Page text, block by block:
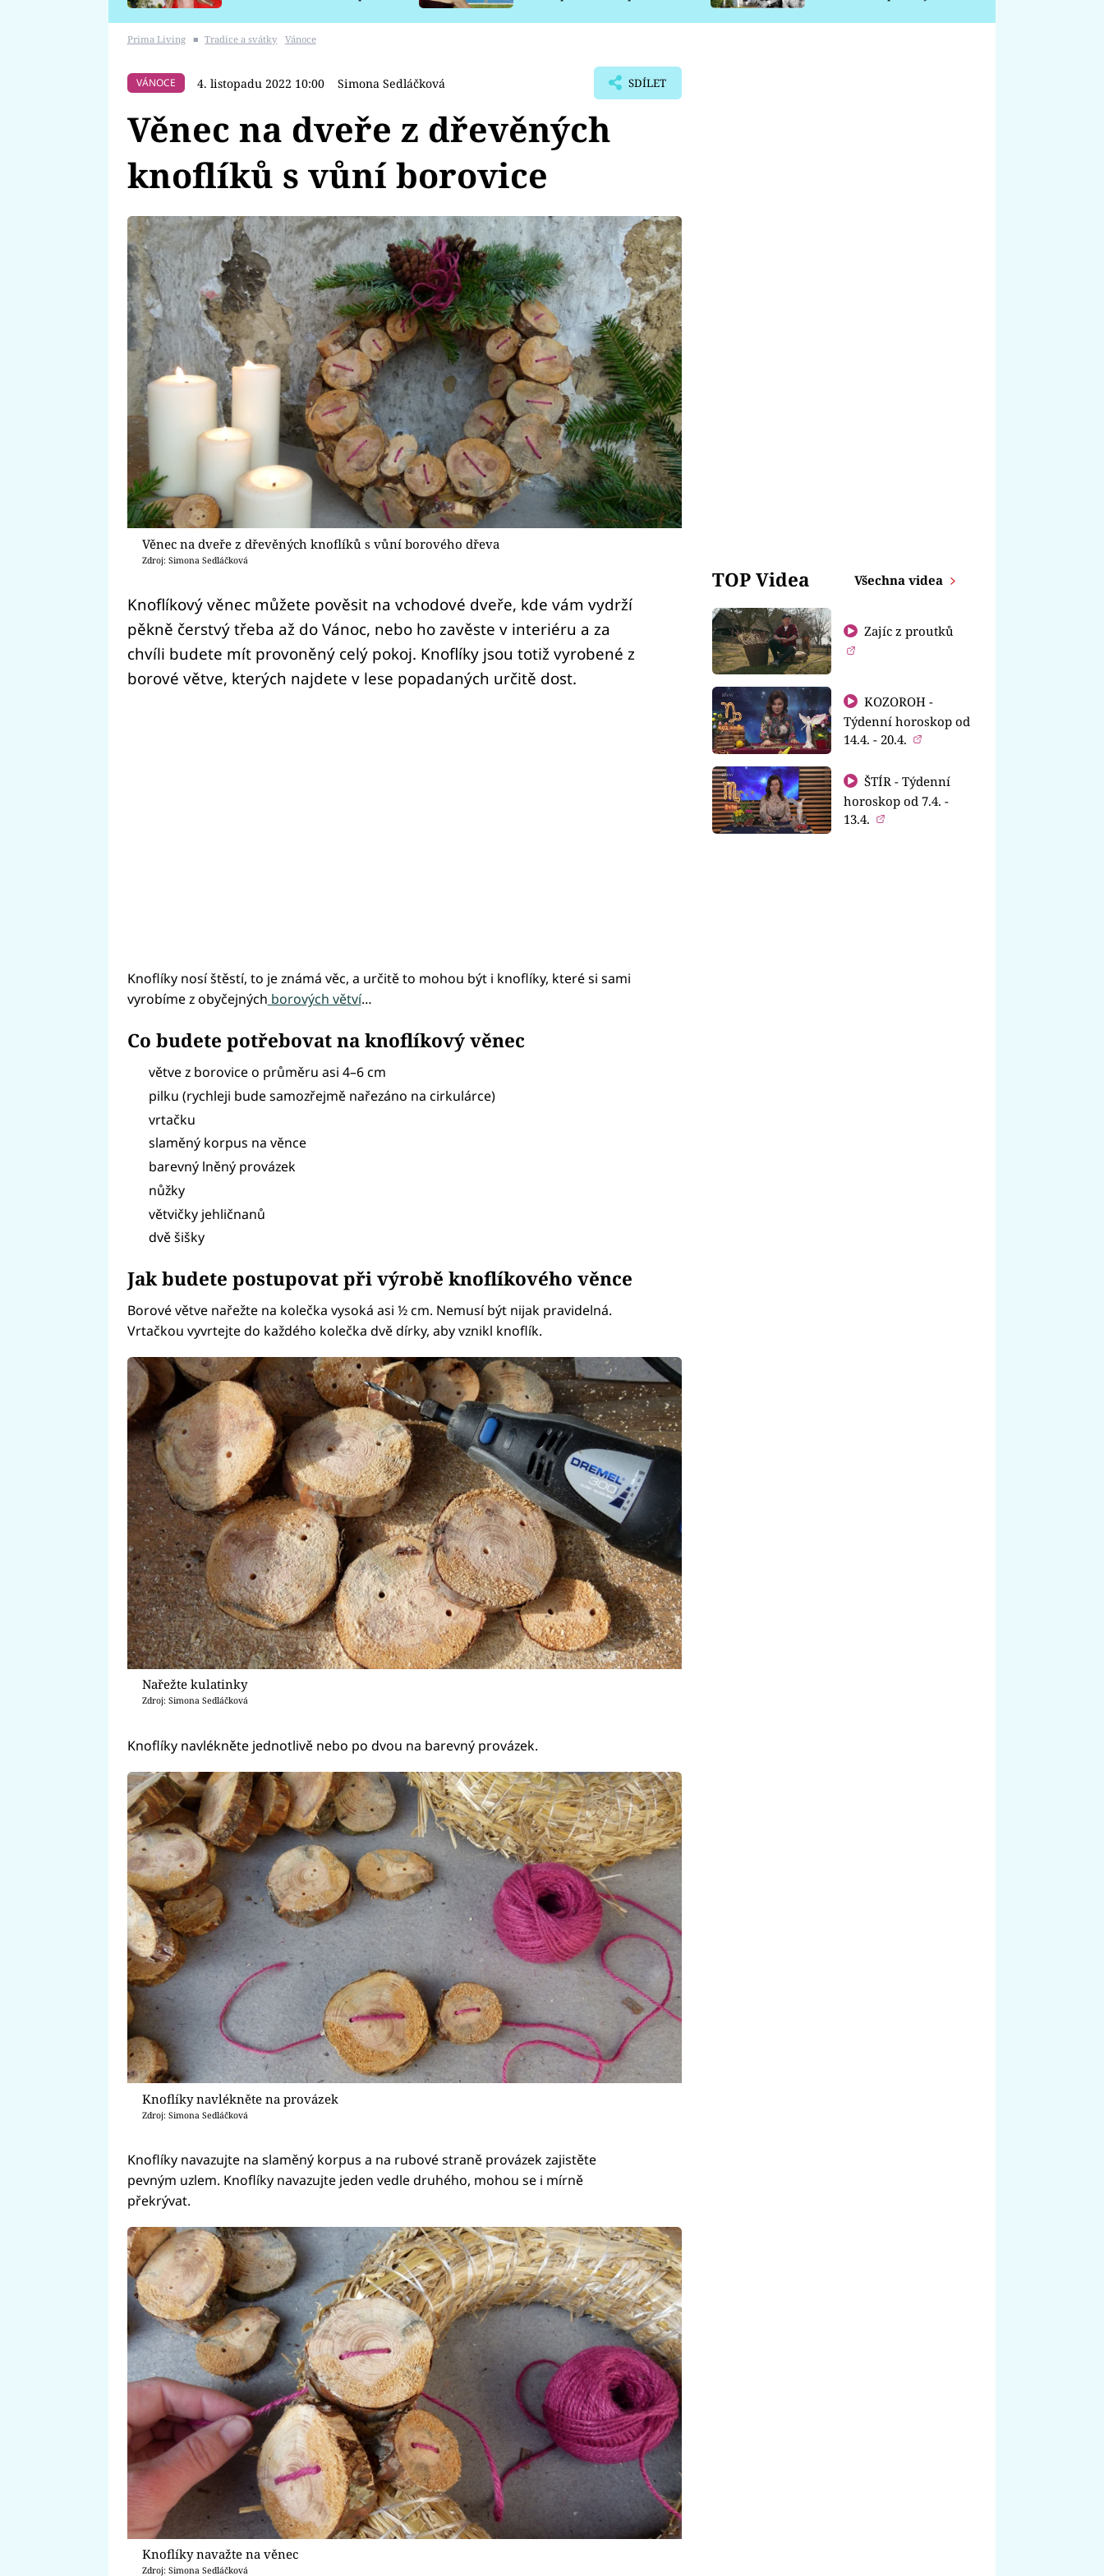
Prima Living ■ Tradice a svátky Vánoce
VÁNOCE 4. listopadu 2022 10:00 Simona Sedláčková SDÍLET
Věnec na dveře z dřevěných
knoflíků s vůní borovice
Věnec na dveře z dřevěných knoflíků s vůní borového dřeva
Zdroj: Simona Sedláčková
Knoflíkový věnec můžete pověsit na vchodové dveře, kde vám vydrží
pěkně čerstvý třeba až do Vánoc, nebo ho zavěste v interiéru a za
chvíli budete mít provoněný celý pokoj. Knoflíky jsou totiž vyrobené z
borové větve, kterých najdete v lese popadaných určitě dost.
Knoflíky nosí štěstí, to je známá věc, a určitě to mohou být i knoflíky, které si sami
vyrobíme z obyčejných borových větví…
Co budete potřebovat na knoflíkový věnec
větve z borovice o průměru asi 4–6 cm
pilku (rychleji bude samozřejmě nařezáno na cirkulárce)
vrtačku
slaměný korpus na věnce
barevný lněný provázek
nůžky
větvičky jehličnanů
dvě šišky
Jak budete postupovat při výrobě knoflíkového věnce
Borové větve nařežte na kolečka vysoká asi ½ cm. Nemusí být nijak pravidelná.
Vrtačkou vyvrtejte do každého kolečka dvě dírky, aby vznikl knoflík.
Nařežte kulatinky
Zdroj: Simona Sedláčková
Knoflíky navlékněte jednotlivě nebo po dvou na barevný provázek.
Knoflíky navlékněte na provázek
Zdroj: Simona Sedláčková
Knoflíky navazujte na slaměný korpus a na rubové straně provázek zajistěte
pevným uzlem. Knoflíky navazujte jeden vedle druhého, mohou se i mírně
překrývat.
Knoflíky navažte na věnec
Zdroj: Simona Sedláčková
TOP Videa Všechna videa
Zajíc z proutků
KOZOROH -
Týdenní horoskop od
14.4. - 20.4.
ŠTÍR - Týdenní
horoskop od 7.4. -
13.4.